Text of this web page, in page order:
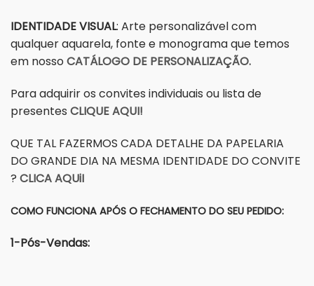
IDENTIDADE VISUAL: Arte personalizável com
qualquer aquarela, fonte e monograma que temos
em nossoCATÁLOGO DE PERSONALIZAÇÃO.
Para adquirir os convites individuais ou lista de
presentes CLIQUE AQUI!
QUE TAL FAZERMOS CADA DETALHE DA PAPELARIA
DO GRANDE DIA NA MESMA IDENTIDADE DO CONVITE
? CLICA AQUiI
COMO FUNCIONA APÓS O FECHAMENTO DO SEU PEDIDO:
1-Pós-Vendas: